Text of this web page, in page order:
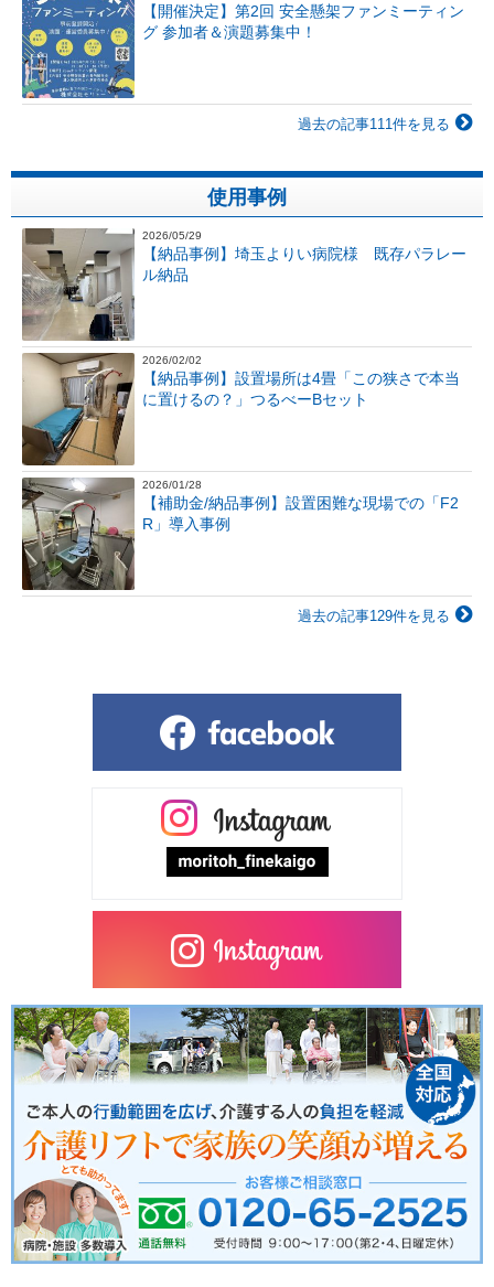
【開催決定】第2回 安全懸架ファンミーティン
グ 参加者＆演題募集中！
過去の記事111件を見る
使用事例
2026/05/29
【納品事例】埼玉よりい病院様 既存パラレー
ル納品
2026/02/02
【納品事例】設置場所は4畳「この狭さで本当
に置けるの？」つるべーBセット
2026/01/28
【補助金/納品事例】設置困難な現場での「F2
R」導入事例
過去の記事129件を見る